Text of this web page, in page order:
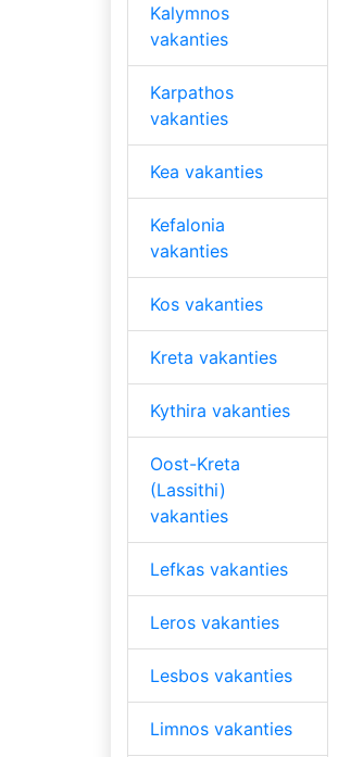
Kalymnos
vakanties
Karpathos
vakanties
Kea vakanties
Kefalonia
vakanties
Kos vakanties
Kreta vakanties
Kythira vakanties
Oost-Kreta
(Lassithi)
vakanties
Lefkas vakanties
Leros vakanties
Lesbos vakanties
Limnos vakanties